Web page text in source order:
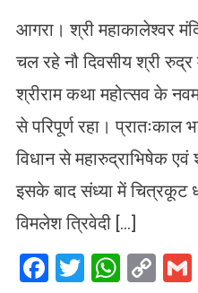
आगरा। श्री महाकालेश्वर
चल रहे नौ दिवसीय श्री रुद्र
श्रीराम कथा महोत्सव के
से परिपूर्ण रहा। प्रातःकाल
विधान से महारुद्राभिषेक
इसके बाद संध्या में चित्रकूट
विमलेश त्रिवेदी […]
Facebook
Twitter